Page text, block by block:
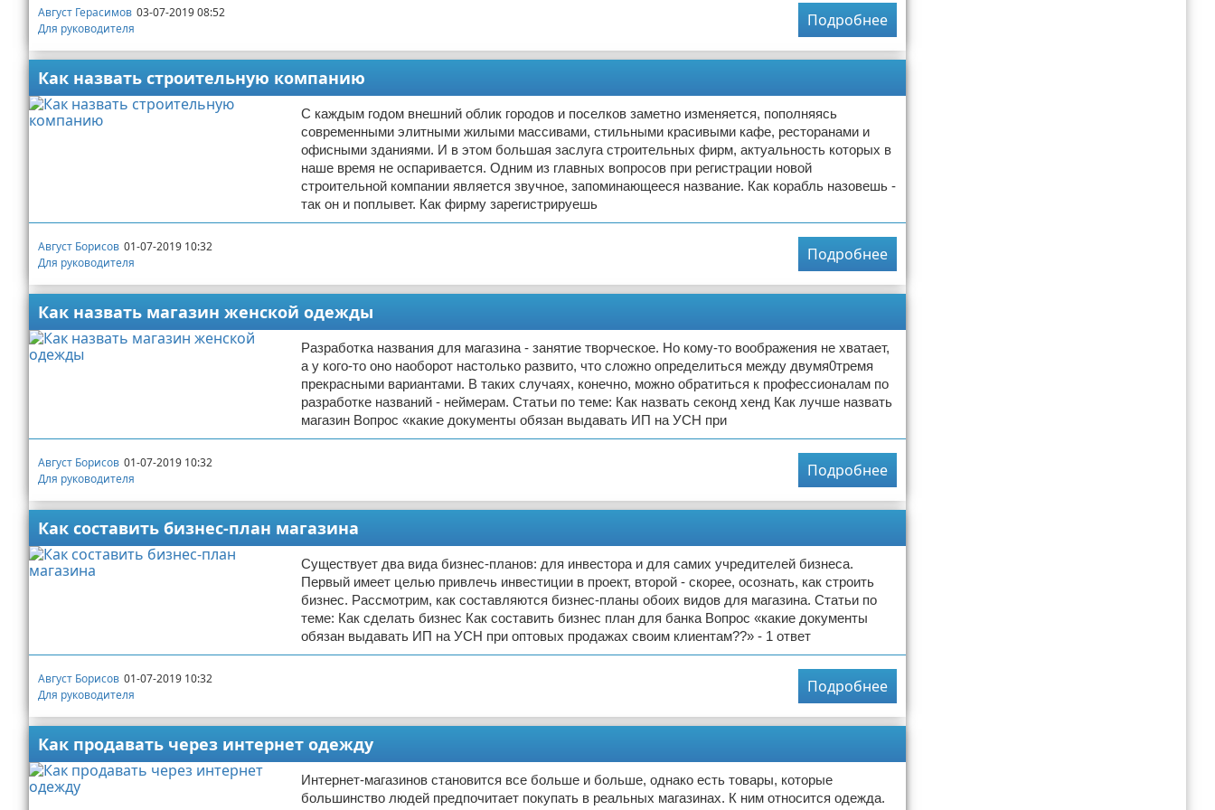
Август Герасимов 03-07-2019 08:52
Для руководителя
Подробнее
Как назвать строительную компанию
С каждым годом внешний облик городов и поселков заметно изменяется, пополняясь
современными элитными жилыми массивами, стильными красивыми кафе, ресторанами и
офисными зданиями. И в этом большая заслуга строительных фирм, актуальность которых в
наше время не оспаривается. Одним из главных вопросов при регистрации новой
строительной компании является звучное, запоминающееся название. Как корабль назовешь -
так он и поплывет. Как фирму зарегистрируешь
Август Борисов 01-07-2019 10:32
Для руководителя
Подробнее
Как назвать магазин женской одежды
Разработка названия для магазина - занятие творческое. Но кому-то воображения не хватает,
а у кого-то оно наоборот настолько развито, что сложно определиться между двумя0тремя
прекрасными вариантами. В таких случаях, конечно, можно обратиться к профессионалам по
разработке названий - неймерам. Статьи по теме: Как назвать секонд хенд Как лучше назвать
магазин Вопрос «какие документы обязан выдавать ИП на УСН при
Август Борисов 01-07-2019 10:32
Для руководителя
Подробнее
Как составить бизнес-план магазина
Существует два вида бизнес-планов: для инвестора и для самих учредителей бизнеса.
Первый имеет целью привлечь инвестиции в проект, второй - скорее, осознать, как строить
бизнес. Рассмотрим, как составляются бизнес-планы обоих видов для магазина. Статьи по
теме: Как сделать бизнес Как составить бизнес план для банка Вопрос «какие документы
обязан выдавать ИП на УСН при оптовых продажах своим клиентам??» - 1 ответ
Август Борисов 01-07-2019 10:32
Для руководителя
Подробнее
Как продавать через интернет одежду
Интернет-магазинов становится все больше и больше, однако есть товары, которые
большинство людей предпочитает покупать в реальных магазинах. К ним относится одежда.